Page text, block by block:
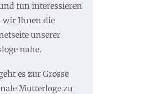
tun interessieren
wir Ihnen die
unserer
nahe.
es zur Grosse
Mutterloge zu